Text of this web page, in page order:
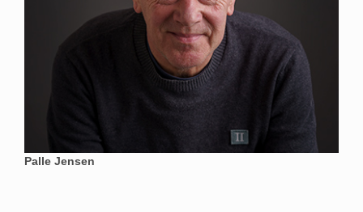
Palle Jensen